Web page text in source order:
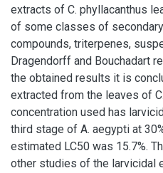
extracts of C. phyllacanthus
of some classes of
compounds, triterpenes,
Dragendorff and Bouchadart
the obtained results it is
extracted from the leaves of
concentration used has
third stage of A. aegypti at
estimated LC50 was 15.7%.
other studies of the larvicidal